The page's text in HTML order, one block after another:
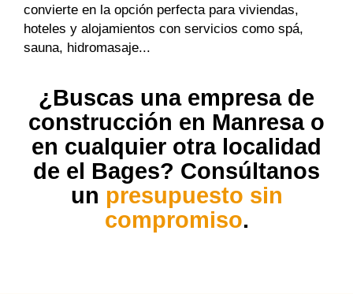
convierte en la opción perfecta para viviendas,
hoteles y alojamientos con servicios como spá,
sauna, hidromasaje...
¿Buscas una empresa de
construcción en Manresao
en cualquier otra localidad
de el Bages? Consúltanos
un presupuesto sin
compromiso.